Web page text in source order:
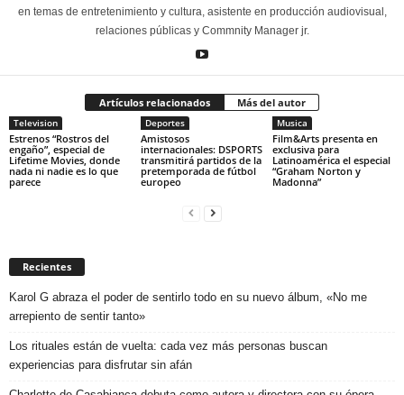
en temas de entretenimiento y cultura, asistente en producción audiovisual,
relaciones públicas y Commnity Manager jr.
Artículos relacionados Más del autor
Television
Estrenos “Rostros del
engaño”, especial de
Lifetime Movies, donde
nada ni nadie es lo que
parece
Deportes
Amistosos
internacionales: DSPORTS
transmitirá partidos de la
pretemporada de fútbol
europeo
Musica
Film&Arts presenta en
exclusiva para
Latinoamérica el especial
“Graham Norton y
Madonna”
Recientes
Karol G abraza el poder de sentirlo todo en su nuevo álbum, «No me
arrepiento de sentir tanto»
Los rituales están de vuelta: cada vez más personas buscan
experiencias para disfrutar sin afán